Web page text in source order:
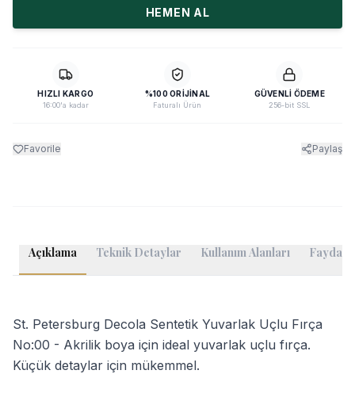
HEMEN AL
HIZLI KARGO
16:00'a kadar
%100 ORIJINAL
Faturalı Ürün
GÜVENLI ÖDEME
256-bit SSL
Favorile Paylaş
Açıklama Teknik Detaylar Kullanım Alanları
St. Petersburg Decola Sentetik Yuvarlak Uçlu Fırça
No:00 - Akrilik boya için ideal yuvarlak uçlu fırça.
Küçük detaylar için mükemmel.